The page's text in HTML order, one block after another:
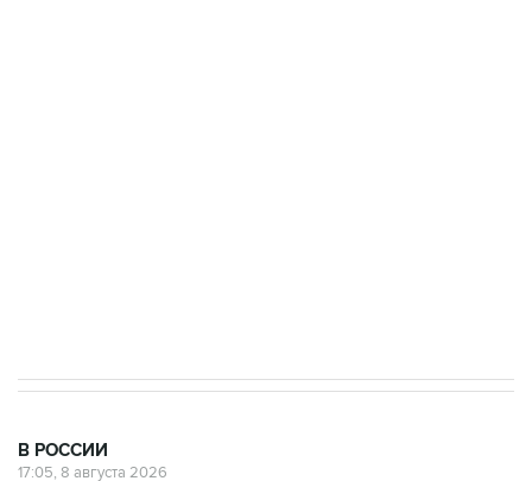
В РОССИИ
17:05, 8 августа 2026